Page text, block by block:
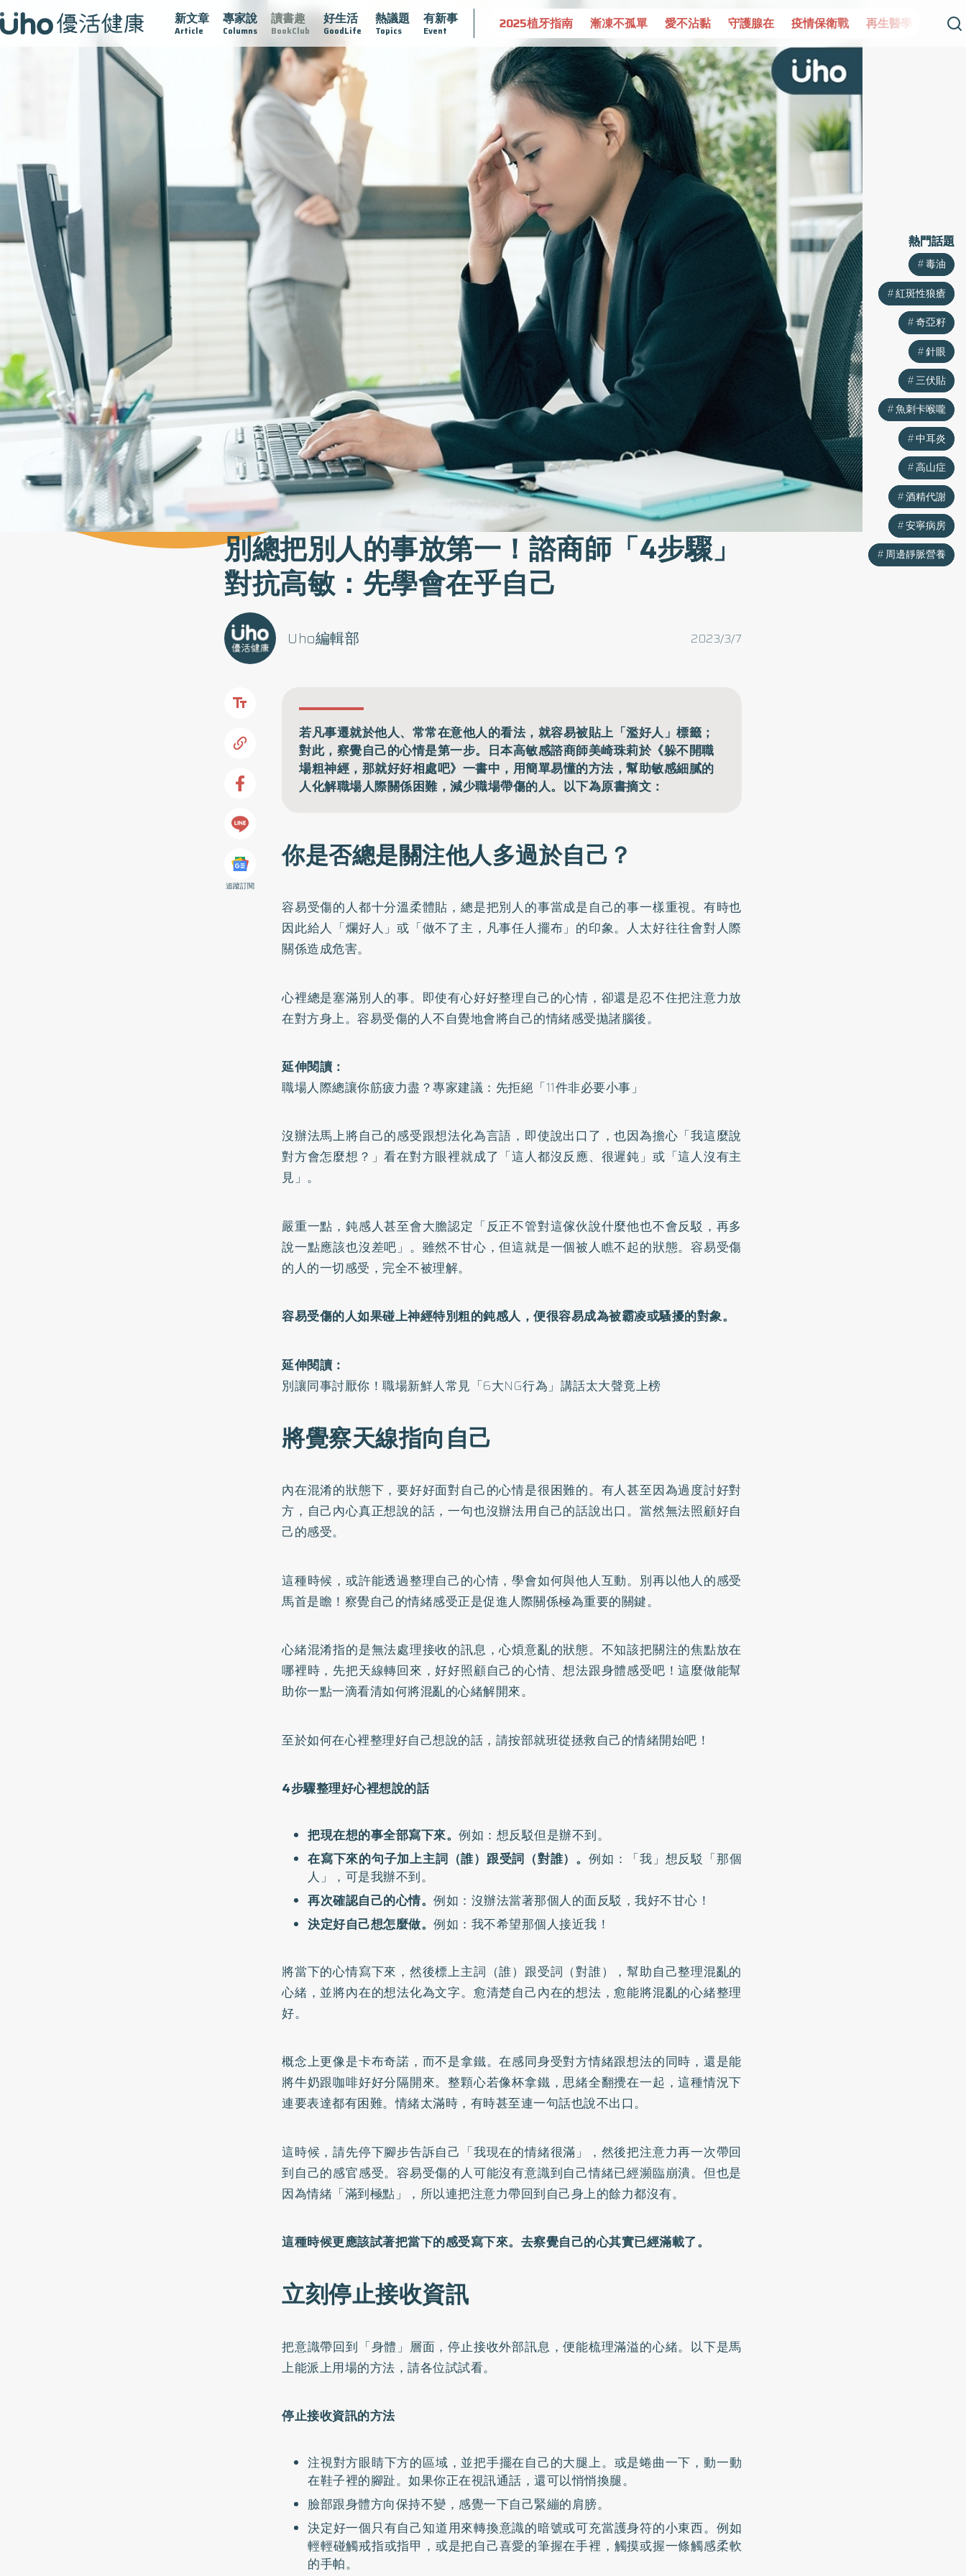
新文章
Article
專家說
Columns
讀書趣
BookClub
好生活
GoodLife
熱議題
Topics
有新事
Event
疫情保衛戰 再生醫學 愛的未來視 認識攝護腺肥大 守護骨骼健康 達文西手術專欄 2025植牙指南 漸凍不孤單 愛不沾黏 守護腺在 疫情保衛戰 再生醫學 愛的
別總把別人的事放第一！諮商師「4步驟」
對抗高敏：先學會在乎自己
2023/3/7
Uho編輯部
追蹤訂閱
若凡事遷就於他人、常常在意他人的看法，就容易被貼上「濫好人」標籤；
對此，察覺自己的心情是第一步。日本高敏感諮商師美崎珠莉於《躲不開職
場粗神經，那就好好相處吧》一書中，用簡單易懂的方法，幫助敏感細膩的
人化解職場人際關係困難，減少職場帶傷的人。以下為原書摘文：
你是否總是關注他人多過於自己？
容易受傷的人都十分溫柔體貼，總是把別人的事當成是自己的事一樣重視。有時也
因此給人「爛好人」或「做不了主，凡事任人擺布」的印象。人太好往往會對人際
關係造成危害。
心裡總是塞滿別人的事。即使有心好好整理自己的心情，卻還是忍不住把注意力放
在對方身上。容易受傷的人不自覺地會將自己的情緒感受拋諸腦後。
延伸閱讀：
職場人際總讓你筋疲力盡？專家建議：先拒絕「11件非必要小事」
沒辦法馬上將自己的感受跟想法化為言語，即使說出口了，也因為擔心「我這麼說
對方會怎麼想？」看在對方眼裡就成了「這人都沒反應、很遲鈍」或「這人沒有主
見」。
嚴重一點，鈍感人甚至會大膽認定「反正不管對這傢伙說什麼他也不會反駁，再多
說一點應該也沒差吧」。雖然不甘心，但這就是一個被人瞧不起的狀態。容易受傷
的人的一切感受，完全不被理解。
容易受傷的人如果碰上神經特別粗的鈍感人，便很容易成為被霸凌或騷擾的對象。
延伸閱讀：
別讓同事討厭你！職場新鮮人常見「6大NG行為」講話太大聲竟上榜
將覺察天線指向自己
內在混淆的狀態下，要好好面對自己的心情是很困難的。有人甚至因為過度討好對
方，自己內心真正想說的話，一句也沒辦法用自己的話說出口。當然無法照顧好自
己的感受。
這種時候，或許能透過整理自己的心情，學會如何與他人互動。別再以他人的感受
馬首是瞻！察覺自己的情緒感受正是促進人際關係極為重要的關鍵。
心緒混淆指的是無法處理接收的訊息，心煩意亂的狀態。不知該把關注的焦點放在
哪裡時，先把天線轉回來，好好照顧自己的心情、想法跟身體感受吧！這麼做能幫
助你一點一滴看清如何將混亂的心緒解開來。
至於如何在心裡整理好自己想說的話，請按部就班從拯救自己的情緒開始吧！
4步驟整理好心裡想說的話
把現在想的事全部寫下來。 例如：想反駁但是辦不到。
在寫下來的句子加上主詞（誰）跟受詞（對誰）。 例如：「我」想反駁「那個
人」，可是我辦不到。
再次確認自己的心情。 例如：沒辦法當著那個人的面反駁，我好不甘心！
決定好自己想怎麼做。 例如：我不希望那個人接近我！
將當下的心情寫下來，然後標上主詞（誰）跟受詞（對誰），幫助自己整理混亂的
心緒，並將內在的想法化為文字。愈清楚自己內在的想法，愈能將混亂的心緒整理
好。
概念上更像是卡布奇諾，而不是拿鐵。在感同身受對方情緒跟想法的同時，還是能
將牛奶跟咖啡好好分隔開來。整顆心若像杯拿鐵，思緒全翻攪在一起，這種情況下
連要表達都有困難。情緒太滿時，有時甚至連一句話也說不出口。
這時候，請先停下腳步告訴自己「我現在的情緒很滿」，然後把注意力再一次帶回
到自己的感官感受。容易受傷的人可能沒有意識到自己情緒已經瀕臨崩潰。但也是
因為情緒「滿到極點」，所以連把注意力帶回到自己身上的餘力都沒有。
這種時候更應該試著把當下的感受寫下來。去察覺自己的心其實已經滿載了。
立刻停止接收資訊
把意識帶回到「身體」層面，停止接收外部訊息，便能梳理滿溢的心緒。以下是馬
上能派上用場的方法，請各位試試看。
停止接收資訊的方法
注視對方眼睛下方的區域，並把手擺在自己的大腿上。或是蜷曲一下，動一動
在鞋子裡的腳趾。如果你正在視訊通話，還可以悄悄換腿。
臉部跟身體方向保持不變，感覺一下自己緊繃的肩膀。
決定好一個只有自己知道用來轉換意識的暗號或可充當護身符的小東西。例如
輕輕碰觸戒指或指甲，或是把自己喜愛的筆握在手裡，觸摸或握一條觸感柔軟
的手帕。
熱門話題
毒油
紅斑性狼瘡
奇亞籽
針眼
三伏貼
魚刺卡喉嚨
中耳炎
高山症
酒精代謝
安寧病房
周邊靜脈營養
熱門話題
毒油
紅斑性狼瘡
奇亞籽
針眼
三伏貼
魚刺卡喉嚨
中耳炎
高山症
酒精代謝
安寧病房
周邊靜脈營養